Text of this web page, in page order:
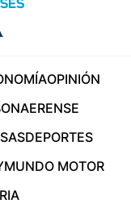
OPINIÓN
DEPORTES
MUNDO MOTOR